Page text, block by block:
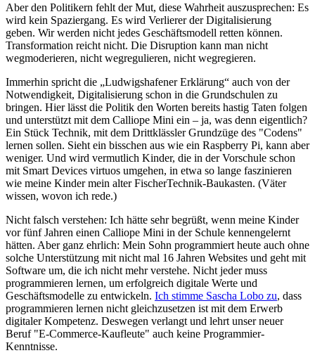
Aber den Politikern fehlt der Mut, diese Wahrheit auszusprechen: Es
wird kein Spaziergang. Es wird Verlierer der Digitalisierung
geben. Wir werden nicht jedes Geschäftsmodell retten können.
Transformation reicht nicht. Die Disruption kann man nicht
wegmoderieren, nicht wegregulieren, nicht wegregieren.
Immerhin spricht die „Ludwigshafener Erklärung“ auch von der
Notwendigkeit, Digitalisierung schon in die Grundschulen zu
bringen. Hier lässt die Politik den Worten bereits hastig Taten folgen
und unterstützt mit dem Calliope Mini ein – ja, was denn eigentlich?
Ein Stück Technik, mit dem Drittklässler Grundzüge des "Codens"
lernen sollen. Sieht ein bisschen aus wie ein Raspberry Pi, kann aber
weniger. Und wird vermutlich Kinder, die in der Vorschule schon
mit Smart Devices virtuos umgehen, in etwa so lange faszinieren
wie meine Kinder mein alter FischerTechnik-Baukasten. (Väter
wissen, wovon ich rede.)
Nicht falsch verstehen: Ich hätte sehr begrüßt, wenn meine Kinder
vor fünf Jahren einen Calliope Mini in der Schule kennengelernt
hätten. Aber ganz ehrlich: Mein Sohn programmiert heute auch ohne
solche Unterstützung mit nicht mal 16 Jahren Websites und geht mit
Software um, die ich nicht mehr verstehe. Nicht jeder muss
programmieren lernen, um erfolgreich digitale Werte und
Geschäftsmodelle zu entwickeln. Ich stimme Sascha Lobo zu, dass
programmieren lernen nicht gleichzusetzen ist mit dem Erwerb
digitaler Kompetenz. Deswegen verlangt und lehrt unser neuer
Beruf "E-Commerce-Kaufleute" auch keine Programmier-
Kenntnisse.